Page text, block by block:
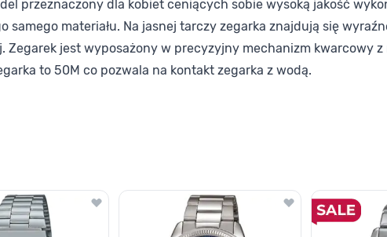
przeznaczony dla kobiet ceniących sobie wysoką jakość
samego materiału. Na jasnej tarczy zegarka znajdują się
Zegarek jest wyposażony w precyzyjny mechanizm kwarcowy
to 50M co pozwala na kontakt zegarka z wodą.
klawisza tabulacji. Możesz pominąć karuzelę lub przejść